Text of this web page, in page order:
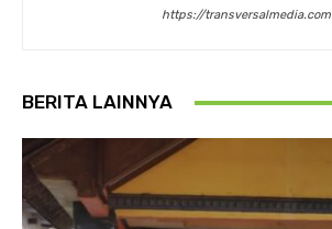
https://transversalmedia.com
BERITA LAINNYA